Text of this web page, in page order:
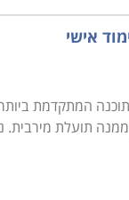
2013-2014 היא
ממנה תועלת